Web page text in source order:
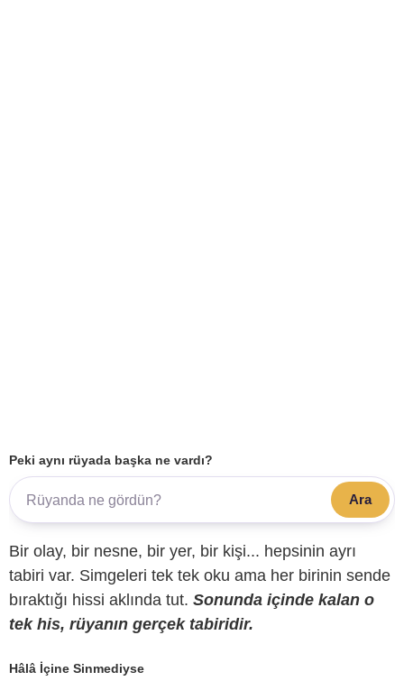
Peki aynı rüyada başka ne vardı?
Ara
Bir olay, bir nesne, bir yer, bir kişi... hepsinin ayrı
tabiri var. Simgeleri tek tek oku ama her birinin sende
bıraktığı hissi aklında tut. Sonunda içinde kalan o
tek his, rüyanın gerçek tabiridir.
Hâlâ İçine Sinmediyse